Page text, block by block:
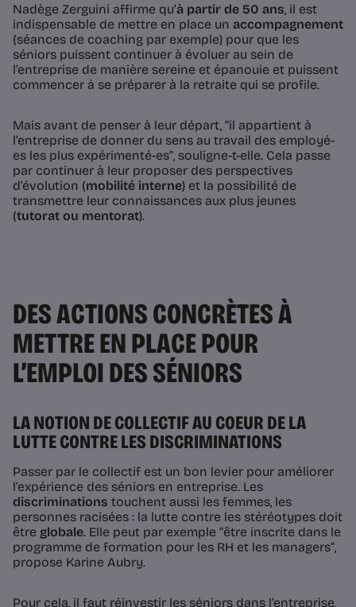
Nadège Zerguini affirme qu’à partir de 50 ans, il est
indispensable de mettre en place un accompagnement
(séances de coaching par exemple) pour que les
séniors puissent continuer à évoluer au sein de
l’entreprise de manière sereine et épanouie et puissent
commencer à se préparer à la retraite qui se profile.
Mais avant de penser à leur départ, “il appartient à
l’entreprise de donner du sens au travail des employé-
es les plus expérimenté-es”, souligne-t-elle. Cela passe
par continuer à leur proposer des perspectives
d’évolution (mobilité interne) et la possibilité de
transmettre leur connaissances aux plus jeunes
(tutorat ou mentorat).
DES ACTIONS CONCRÈTES À
METTRE EN PLACE POUR
L’EMPLOI DES SÉNIORS
LA NOTION DE COLLECTIF AU COEUR DE LA
LUTTE CONTRE LES DISCRIMINATIONS
Passer par le collectif est un bon levier pour améliorer
l’expérience des séniors en entreprise. Les
discriminations touchent aussi les femmes, les
personnes racisées : la lutte contre les stéréotypes doit
être globale. Elle peut par exemple “être inscrite dans le
programme de formation pour les RH et les managers”,
propose Karine Aubry.
Pour cela, il faut réinvestir les séniors dans l’entreprise,